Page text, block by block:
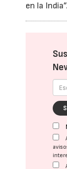
en la India”.